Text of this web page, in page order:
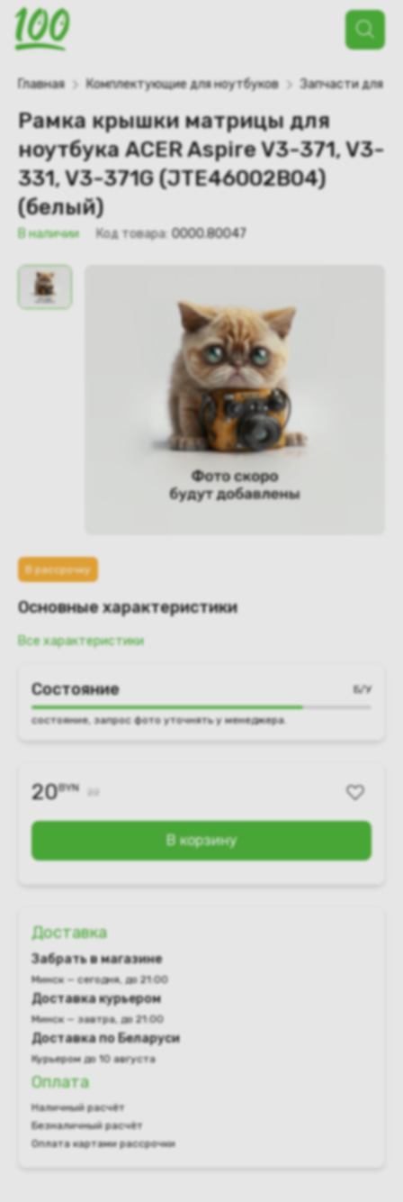
Поиск
товаров
Главная Комплектующие для ноутбуков Запчасти для
Рамка крышки матрицы для
ноутбука ACER Aspire V3-371, V3-
331, V3-371G (JTE46002B04)
(белый)
В наличии Код товара: 0000.80047
В рассрочку
Основные характеристики
Все характеристики
Состояние Б/У
состояние, запрос фото уточнять у менеджера.
20BYN
В корзину
Доставка
Забрать в магазине
Минск — сегодня, до 21:00
Доставка курьером
Минск — завтра, до 21:00
Доставка по Беларуси
Курьером до 10 августа
Оплата
Наличный расчёт
Безналичный расчёт
Оплата картами рассрочки